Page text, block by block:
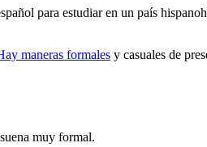
para estudiar en un país
maneras formales y casuales de
muy formal.